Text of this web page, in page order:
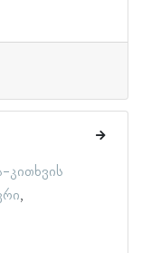
კითხვის